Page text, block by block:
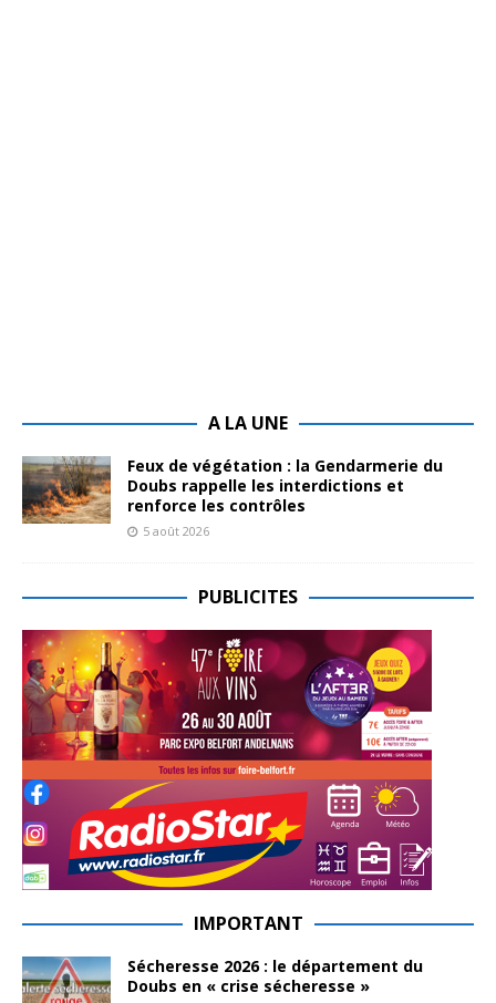
A LA UNE
Feux de végétation : la Gendarmerie du
Doubs rappelle les interdictions et
renforce les contrôles
5 août 2026
PUBLICITES
IMPORTANT
Sécheresse 2026 : le département du
Doubs en « crise sécheresse »